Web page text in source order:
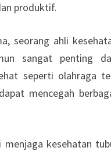
produktif.
seorang ahli
sangat penting
seperti olahraga
mencegah
kesehatan